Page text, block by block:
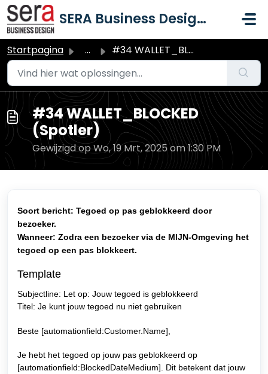
Doorgaan naar hoofdinhoud
SERA Business Design B.V.
Startpagina ... #34 WALLET_BLOCKED (Spotler)
#34 WALLET_BLOCKED
(Spotler)
Gewijzigd op Wo, 19 Mrt, 2025 om 1:30 PM
Soort bericht: Tegoed op pas geblokkeerd door
bezoeker.
Wanneer: Zodra een bezoeker via de MIJN-Omgeving het
tegoed op een pas blokkeert.
Template
Subjectline: Let op: Jouw tegoed is geblokkeerd
Titel: Je kunt jouw tegoed nu niet gebruiken
Beste [automationfield:Customer.Name],
Je hebt het tegoed op jouw pas geblokkeerd op
[automationfield:BlockedDateMedium]. Dit betekent dat jouw